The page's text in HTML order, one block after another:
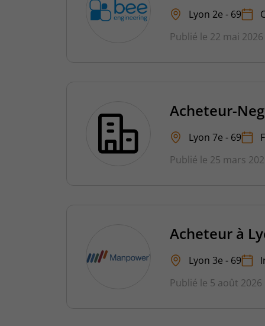
Lyon 2e - 69
Publié le 22 mai 2026
Acheteur-
Lyon 7e - 69
Publié le 25 mars
Acheteur à
Lyon 3e - 69
Publié le 5 août 2026